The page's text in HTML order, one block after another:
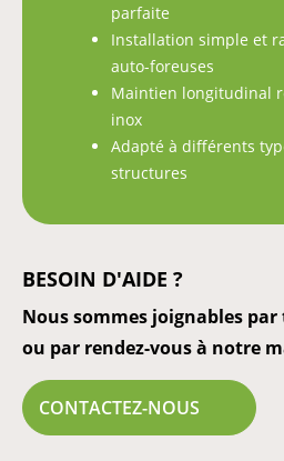
parfaite
Installation simple et
auto-foreuses
Maintien longitudinal
inox
Adapté à différents
structures
BESOIN D'AIDE ?
Nous sommes joignables
ou par rendez-vous à notre
CONTACTEZ-NOUS